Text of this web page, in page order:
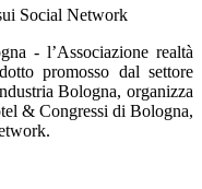
Social Network
- l’Associazione realtà
promosso dal settore
Bologna, organizza
& Congressi di Bologna,